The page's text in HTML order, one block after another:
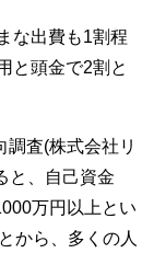
な出費も1割程
と頭金で2割と
調査(株式会社リ
と、自己資金
万円以上とい
から、多くの人